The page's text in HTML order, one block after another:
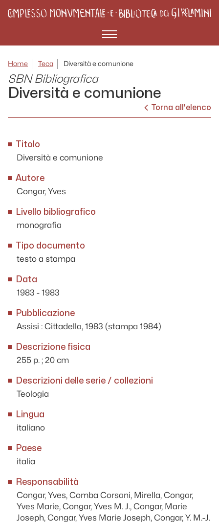
Menù
Home Teca Diversità e comunione
SBN Bibliografica
Diversità e comunione
Torna all'elenco
Titolo
Diversità e comunione
Autore
Congar, Yves
Livello bibliografico
monografia
Tipo documento
testo a stampa
Data
1983 - 1983
Pubblicazione
Assisi : Cittadella, 1983 (stampa 1984)
Descrizione fisica
255 p. ; 20 cm
Descrizioni delle serie / collezioni
Teologia
Lingua
italiano
Paese
italia
Responsabilità
Congar, Yves, Comba Corsani, Mirella, Congar,
Yves Marie, Congar, Yves M. J., Congar, Marie
Joseph, Congar, Yves Marie Joseph, Congar, Y. M.-J.